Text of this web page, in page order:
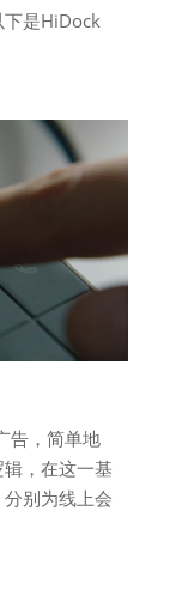
下是HiDock
告，简单地
，在这一基
别为线上会